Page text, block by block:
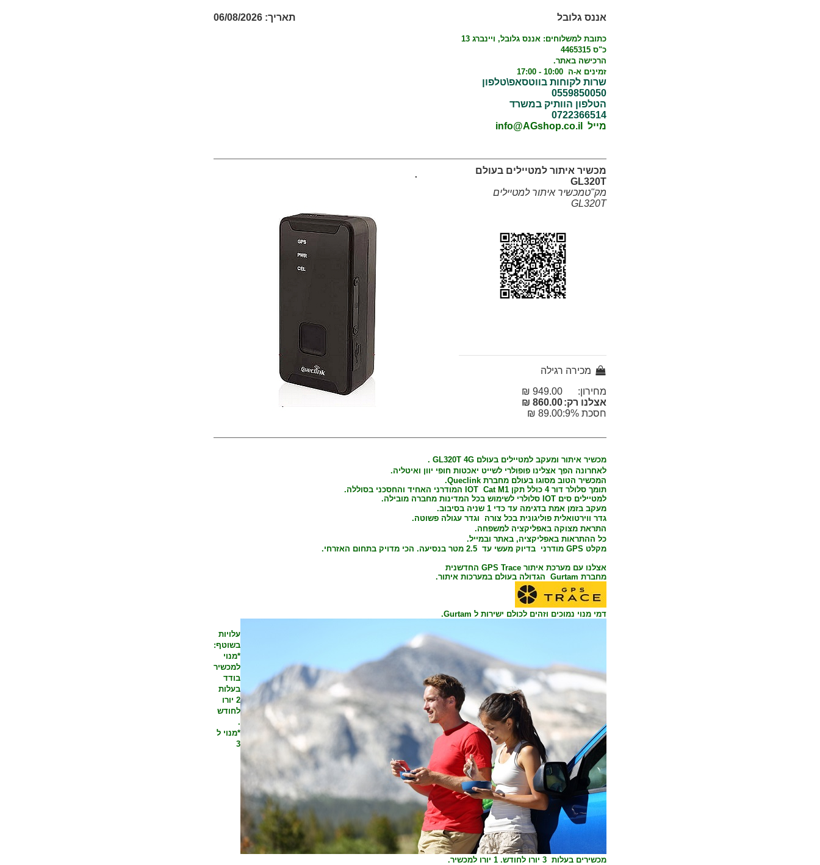
אננס גלובל
כתובת למשלוחים: אננס גלובל, ויינברג 13
כ"ס 4465315
הרכישה באתר.
זמינים א-ה 10:00 - 17:00
שרות לקוחות בווטסאפ\טלפון
0559850050
הטלפון הוותיק במשרד
0722366514
מייל info@AGshop.co.il
תאריך: 06/08/2026
מכשיר איתור למטיילים בעולם
GL320T
מק"טמכשיר איתור למטיילים
GL320T
מכירה רגילה
מחירון:
949.00 ₪
אצלנו רק:860.00 ₪
חסכת 9%:
89.00 ₪
מכשיר איתור ומעקב למטיילים בעולם GL320T 4G .
לאחרונה הפך אצלינו פופולרי לשייט יאכטות חופי יוון ואיטליה.
המכשיר הטוב מסוגו בעולם מחברת Queclink.
תומך סלולר דור 4 כולל תקן IOT Cat M1 המודרני האחיד והחסכני בסוללה.
למטיילים סים IOT סלולרי לשימוש בכל המדינות מחברה מובילה.
מעקב בזמן אמת בדגימה עד כדי 1 שניה בסיבוב.
גדר ווירטואלית פוליגונית בכל צורה וגדר עגולה פשוטה.
התראת מצוקה באפליקציה למשפחה.
כל ההתראות באפליקציה, באתר ובמייל.
מקלט GPS מודרני
בדיוק מעשי עד 2.5 מטר בנסיעה. הכי מדויק בתחום האזרחי.
אצלנו עם מערכת איתור GPS Trace החדשנית
מחברת Gurtam הגדולה בעולם במערכות איתור.
דמי מנוי נמוכים וזהים לכולם ישירות ל Gurtam.
עלויות
בשוטף:
*מנוי
למכשיר
בודד
בעלות
2 יורו
לחודש
.
*מנוי ל
3
מכשירים בעלות 3 יורו לחודש. 1 יורו למכשיר.